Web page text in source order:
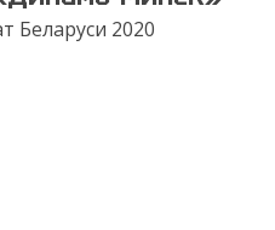
Беларуси 2020